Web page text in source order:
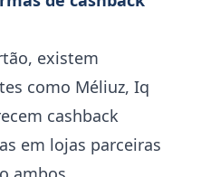
existem
como Méliuz, Iq
cashback
em lojas parceiras